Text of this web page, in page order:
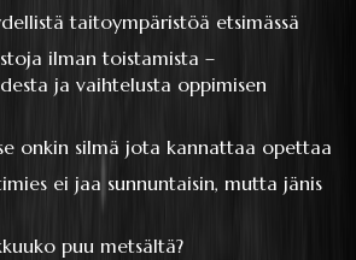
taitoympäristöä etsimässä
ilman toistamista –
ja vaihtelusta oppimisen
onkin silmä jota kannattaa opettaa
ei jaa sunnuntaisin, mutta jänis
puu metsältä?